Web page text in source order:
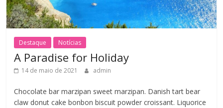
Destaque Notícias
A Paradise for Holiday
14 de maio de 2021 admin
Chocolate bar marzipan sweet marzipan. Danish tart bear
claw donut cake bonbon biscuit powder croissant. Liquorice